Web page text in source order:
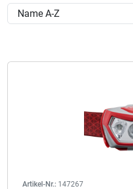
Artikel-Nr.: 147267